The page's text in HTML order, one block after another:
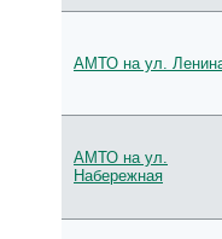
АМТО на ул.
АМТО на ул.
Набережная